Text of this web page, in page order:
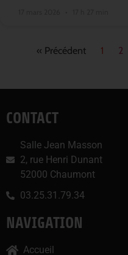
« Précédent 1 2
CONTACT
Salle Jean Masson
2, rue Henri Dunant
52000 Chaumont
03.25.31.79.34
NAVIGATION
Accueil